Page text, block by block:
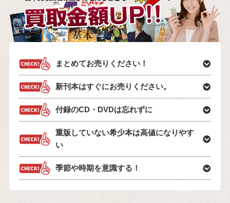
まとめてお売りください！
新刊本はすぐにお売りください。
付録のCD・DVDは忘れずに
重版していない希少本は高値になりやす
い
季節や時期を意識する！